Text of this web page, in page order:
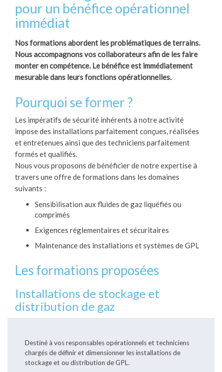
pour un bénéfice opérationnel
immédiat
Nos formations abordent les problématiques de terrains.
Nous accompagnons vos collaborateurs afin de les faire
monter en compétence. Le bénéfice est immédiatement
mesurable dans leurs fonctions opérationnelles.
Pourquoi se former ?
Les impératifs de sécurité inhérents à notre activité
impose des installations parfaitement conçues, réalisées
et entretenues ainsi que des techniciens parfaitement
formés et qualifiés.
Nous vous proposons de bénéficier de notre expertise à
travers une offre de formations dans les domaines
suivants :
Sensibilisation aux fluides de gaz liquéfiés ou
comprimés
Exigences réglementaires et sécuritaires
Maintenance des installations et systèmes de GPL
Les formations proposées
Installations de stockage et
distribution de gaz
Destiné à vos responsables opérationnels et techniciens
chargés de définir et dimensionner les installations de
stockage et ou distribution de GPL.